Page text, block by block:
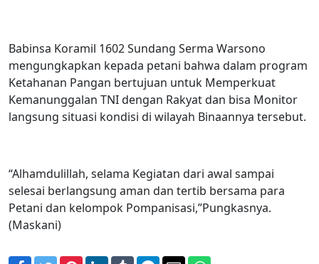
Babinsa Koramil 1602 Sundang Serma Warsono
mengungkapkan kepada petani bahwa dalam program
Ketahanan Pangan bertujuan untuk Memperkuat
Kemanunggalan TNI dengan Rakyat dan bisa Monitor
langsung situasi kondisi di wilayah Binaannya tersebut.
“Alhamdulillah, selama Kegiatan dari awal sampai
selesai berlangsung aman dan tertib bersama para
Petani dan kelompok Pompanisasi,”Pungkasnya.
(Maskani)